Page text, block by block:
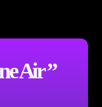
Air ”